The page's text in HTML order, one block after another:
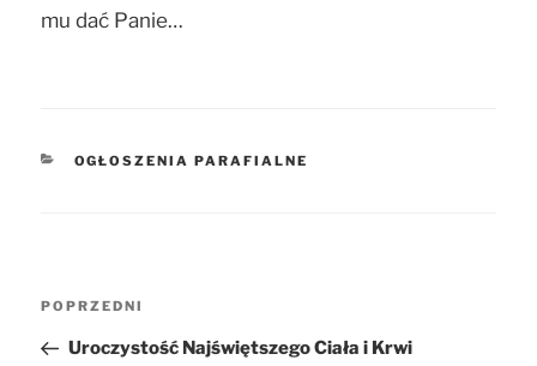
mu dać Panie…
KATEGORIE
OGŁOSZENIA PARAFIALNE
Nawigacja
wpisu
Poprzedni
wpis
POPRZEDNI
Uroczystość Najświętszego Ciała i Krwi